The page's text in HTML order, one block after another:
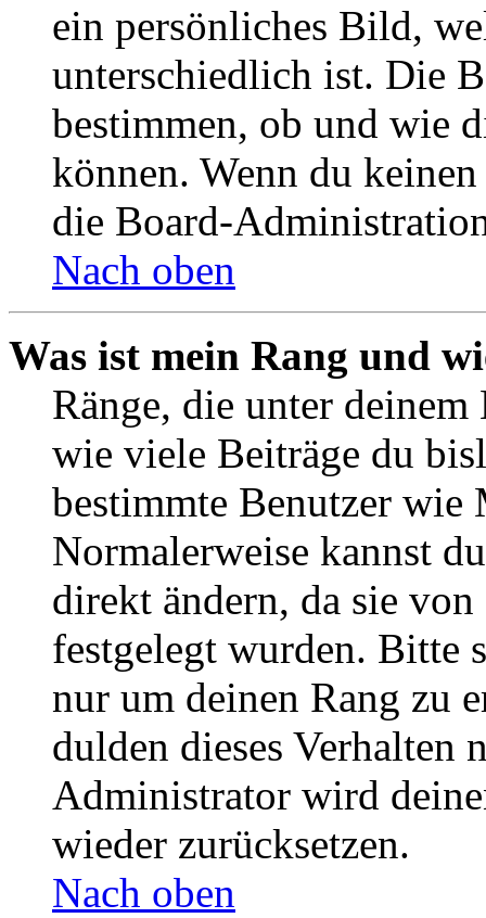
ein persönliches Bild,
unterschiedlich ist. Die
bestimmen, ob und wie
können. Wenn du
die Board-
Nach oben
Was ist mein Rang und
Ränge, die unter deinem
wie viele Beiträge du
bestimmte Benutzer wie
Normalerweise kannst
direkt ändern, da sie
festgelegt wurden. Bitte
nur um deinen Rang zu
dulden dieses Verhalten
Administrator wird
wieder zurücksetzen.
Nach oben